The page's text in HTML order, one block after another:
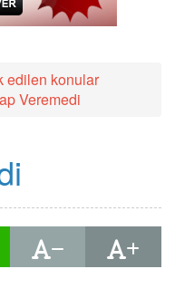
edilen konular
Veremedi